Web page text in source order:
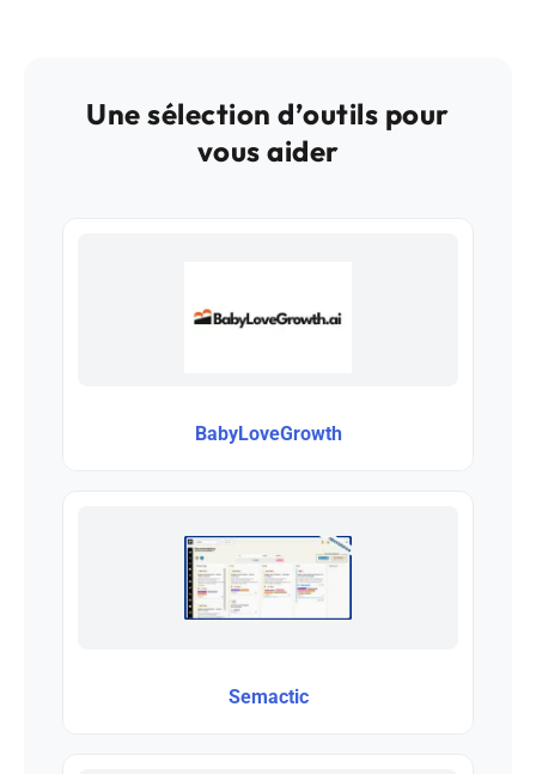
Une sélection d’outils pour
vous aider
BabyLoveGrowth
Semactic